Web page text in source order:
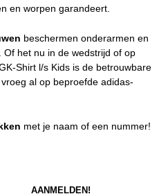
en worpen garandeert.
beschermen onderarmen en
het nu in de wedstrijd of op
Shirt l/s Kids is de betrouwbare
al op beproefde adidas-
met je naam of een nummer!